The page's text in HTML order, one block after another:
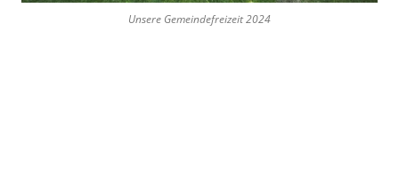
Unsere Gemeindefreizeit 2024